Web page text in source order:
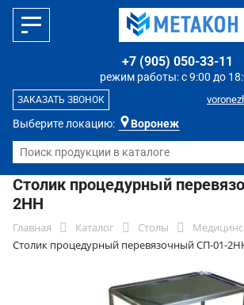
Выберите локацию: Воронеж
режим работы: с 9:00 до
+7 (905) 050-33-11
ЗАКАЗАТЬ ЗВОНОК
Столик процедурный
2НН
Главная Каталог Столы
Столик процедурный перевязочный СП-01-